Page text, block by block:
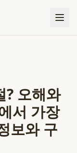
? 오해와
서 가장
보와 구